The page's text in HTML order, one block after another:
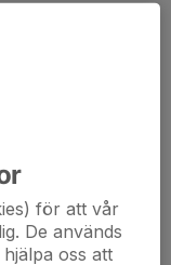
för att vår
De används
oss att